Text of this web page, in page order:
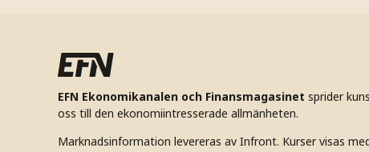
EFN Ekonomikanalen och Finansmagasinet sprider
oss till den ekonomiintresserade allmänheten.
Marknadsinformation levereras av Infront. Kurser visas